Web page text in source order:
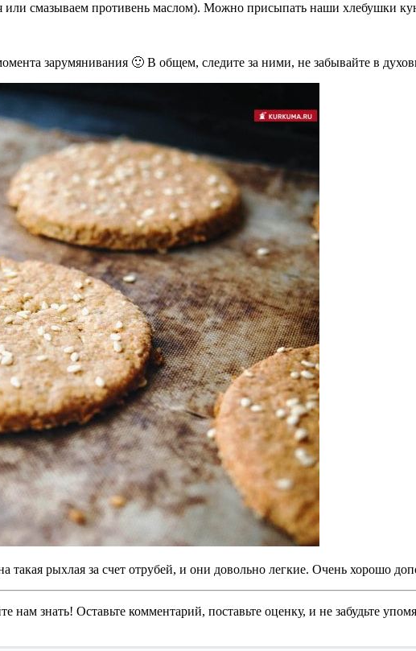
или смазываем противень маслом). Можно присыпать наши хлебушки
зарумянивания 🙂 В общем, следите за ними, не забывайте в
такая рыхлая за счет отрубей, и они довольно легкие. Очень хорошо
нам знать! Оставьте комментарий, поставьте оценку, и не забудьте